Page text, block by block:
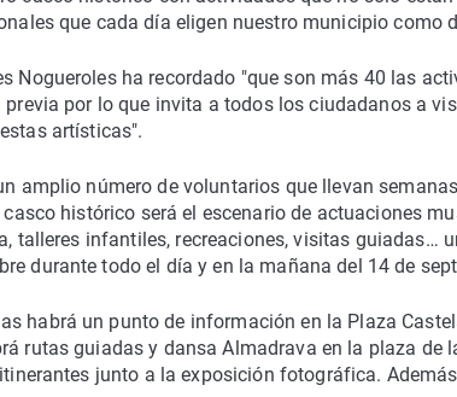
que cada día eligen nuestro municipio como
Nogueroles ha recordado "que son más 40 las
por lo que invita a todos los ciudadanos a
artísticas".
amplio número de voluntarios que llevan
histórico será el escenario de actuaciones
talleres infantiles, recreaciones, visitas guiadas…
durante todo el día y en la mañana del 14 de
habrá un punto de información en la Plaza
rutas guiadas y dansa Almadrava en la plaza
junto a la exposición fotográfica.